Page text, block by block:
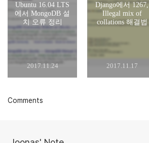
Ubuntu 16.04 LTS
에서 MongoDB 설
치 오류 정리
2017.11.24
Django에서 1267,
Illegal mix of
collations 해결법
2017.11.17
Comments